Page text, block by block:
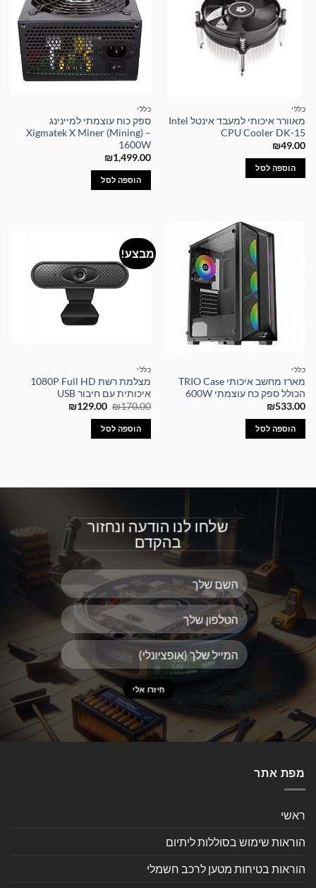
כללי
מאוורר איכותי למעבד אינטל Intel
CPU Cooler DK-15
₪49.00
הוספה לסל
כללי
ספק כוח עוצמתי למיינינג
Xigmatek X Miner (Mining) –
1600W
₪1,499.00
הוספה לסל
כללי
מארז מחשב איכותי TRIO Case
הכולל ספק כח עוצמתי 600W
₪533.00
הוספה לסל
מבצע!
כללי
מצלמת רשת 1080P Full HD
איכותית עם חיבור USB
₪170.00
המחיר
היה:
₪170.00.
₪129.00
המחיר
הוספה לסל
שלחו לנו הודעה ונחזור
בהקדם
מפת אתר
ראשי
הוראות שימוש בסוללות ליתיום
הוראות בטיחות מטען לרכב חשמלי